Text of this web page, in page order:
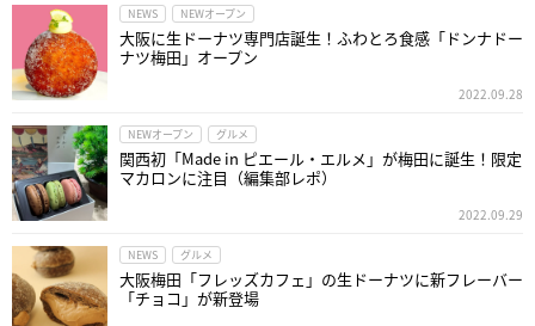
NEWS NEWオープン
大阪に生ドーナツ専門店誕生！ふわとろ食感「ドンナドー
ナツ梅田」オープン
2022.09.28
NEWオープン グルメ
関西初「Made in ピエール・エルメ」が梅田に誕生！限定
マカロンに注目（編集部レポ）
2022.09.29
NEWS グルメ
大阪梅田「フレッズカフェ」の生ドーナツに新フレーバー
「チョコ」が新登場